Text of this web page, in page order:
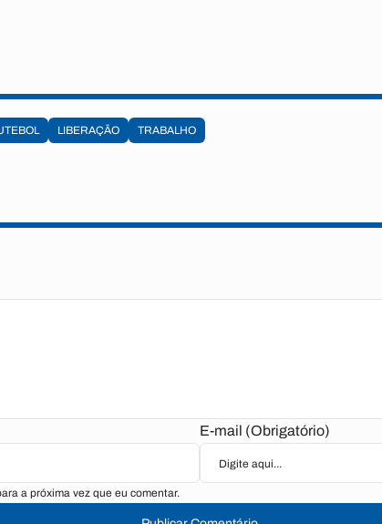
LIBERAÇÃO TRABALHO
E-mail (Obrigatório)
a próxima vez que eu comentar.